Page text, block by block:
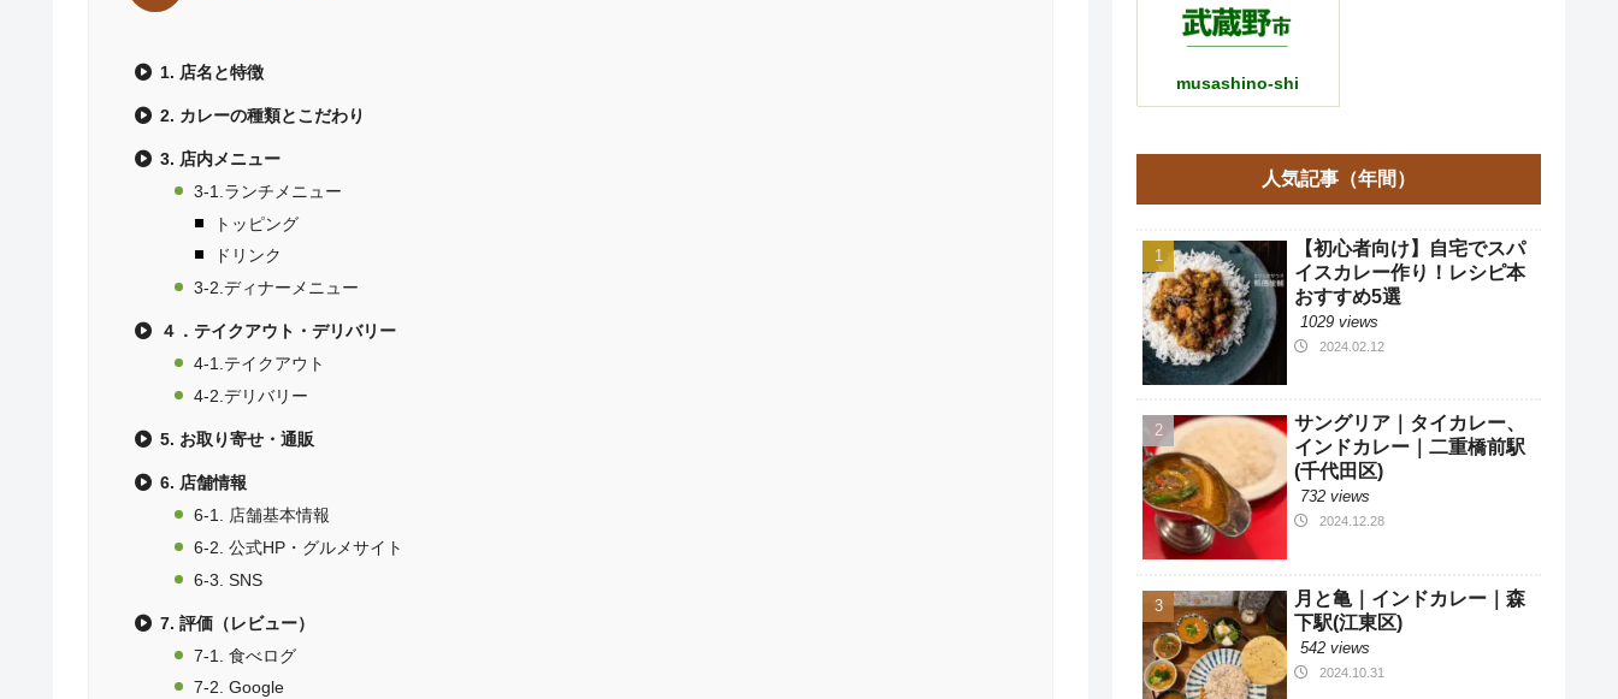
1. 店名と特徴
2. カレーの種類とこだわり
3. 店内メニュー
3-1.ランチメニュー
トッピング
ドリンク
3-2.ディナーメニュー
４．テイクアウト・デリバリー
4-1.テイクアウト
4-2.デリバリー
5. お取り寄せ・通販
6. 店舗情報
6-1. 店舗基本情報
6-2. 公式HP・グルメサイト
6-3. SNS
7. 評価（レビュー）
7-1. 食べログ
7-2. Google
musashino-shi
人気記事（年間）
【初心者向け】自宅でスパ
イスカレー作り！レシピ本
おすすめ5選
1029 views
2024.02.12
サングリア｜タイカレー、
インドカレー｜二重橋前駅
(千代田区)
732 views
2024.12.28
月と亀｜インドカレー｜森
下駅(江東区)
542 views
2024.10.31